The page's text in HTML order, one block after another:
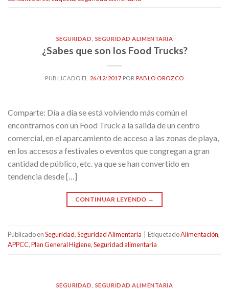
SEGURIDAD SEGURIDAD ALIMENTARIA
¿Sabes que son los Food Trucks?
PUBLICADO EL 26/12/2017 POR PABLO OROZCO
Comparte: Día a día se está volviendo más común el
encontrarnos con un Food Truck a la salida de un centro
comercial, en el aparcamiento de acceso a las zonas de playa,
en los accesos a festivales o eventos que congregan a gran
cantidad de público, etc. ya que se han convertido en
tendencia desde […]
CONTINUAR LEYENDO →
Publicado enSeguridad,Seguridad Alimentaria EtiquetadoAlimentación,
APPCC,Plan General Higiene,Seguridad alimentaria
SEGURIDAD SEGURIDAD ALIMENTARIA